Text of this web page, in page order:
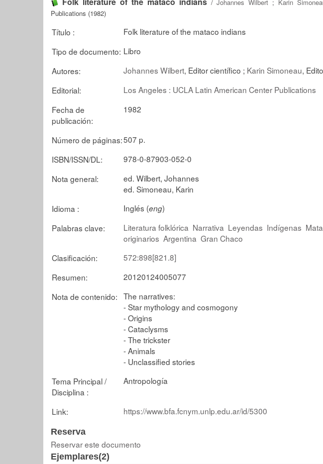
/Johannes Wilbert ; Karin
Publications (1982)
Título :
Folk literature of the mataco indians
Tipo de documento: Libro
Autores:
Johannes Wilbert, Editor científico ; Karin Simoneau,
Editorial:
Los Angeles : UCLA Latin American Center Publications
Fecha de
publicación:
1982
Número de páginas:507 p.
ISBN/ISSN/DL:
978-0-87903-052-0
Nota general:
ed. Wilbert, Johannes
ed. Simoneau, Karin
Idioma :
Inglés (eng)
Palabras clave:
Literatura folklórica Narrativa Leyendas Indígenas
originarios Argentina Gran Chaco
Clasificación:
572:898[821.8]
Resumen:
20120124005077
Nota de contenido: The narratives:
- Star mythology and cosmogony
- Origins
- Cataclysms
- The trickster
- Animals
- Unclassified stories
Tema Principal /
Disciplina :
Antropología
Link: https://www.bfa.fcnym.unlp.edu.ar/id/5300
Reserva
Reservar este documento
Ejemplares(2)